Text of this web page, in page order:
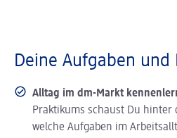
Deine Aufgaben und
Alltag im dm-Markt
Praktikums schaust Du
welche Aufgaben im